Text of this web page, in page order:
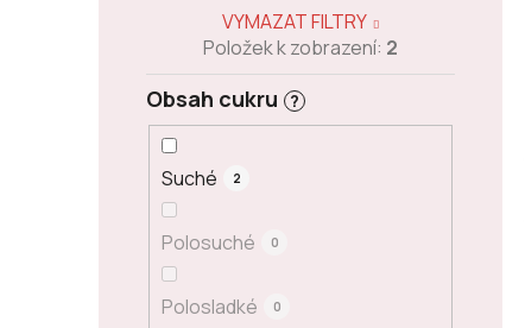
Obsah cukru ?
Suché 2
Polosuché 0
Polosladké 0
VYMAZAT FILTRY
Položek k zobrazení: 2